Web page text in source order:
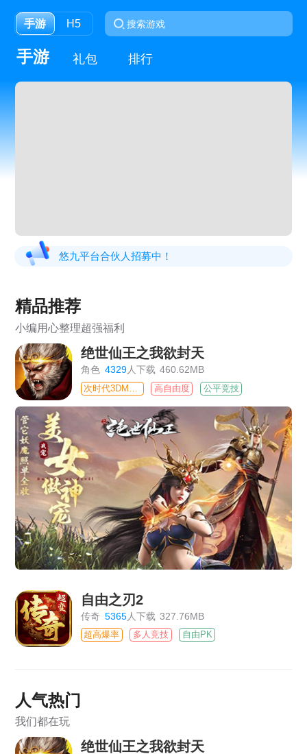
手游 H5
手游 礼包 排行
悠九平台合伙人招募中！
精品推荐
小编用心整理超强福利
绝世仙王之我欲封天
角色 4329人下载 460.62MB
高自由度 公平竞技
自由之刃2
传奇 5365人下载 327.76MB
超高爆率 多人竞技 自由PK
人气热门
我们都在玩
绝世仙王之我欲封天